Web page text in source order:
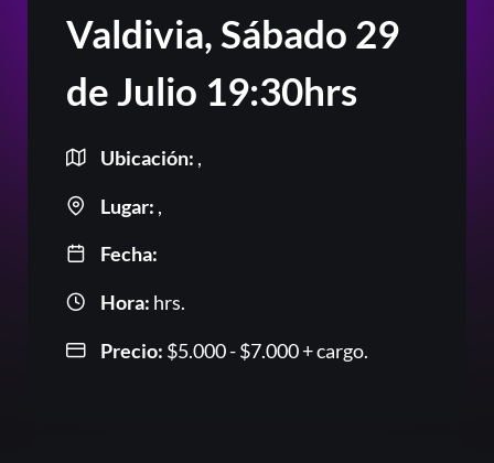
Valdivia, Sábado 29
de Julio 19:30hrs
Ubicación: ,
Lugar: ,
Fecha:
Hora: hrs.
Precio: $5.000-$7.000Rango
+ cargo.
Or